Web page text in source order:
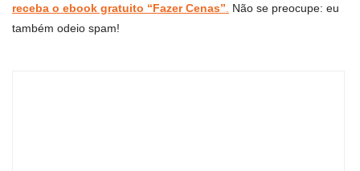
receba o ebook gratuito “Fazer Cenas”
Não se preocupe: eu
também odeio spam!